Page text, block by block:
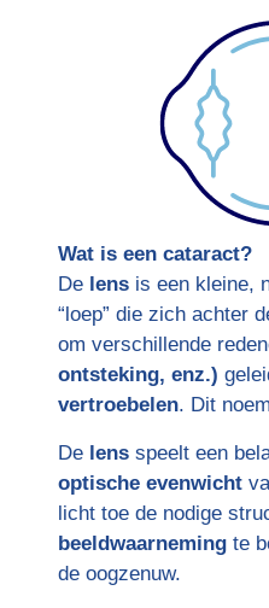
Wat is een cataract?
De lens is een kleine,
“loep” die zich achter
om verschillende
ontsteking, enz.)
vertroebelen. Dit
De lens speelt een
optische evenwicht
licht toe de nodige
beeldwaarneming te
de oogzenuw.